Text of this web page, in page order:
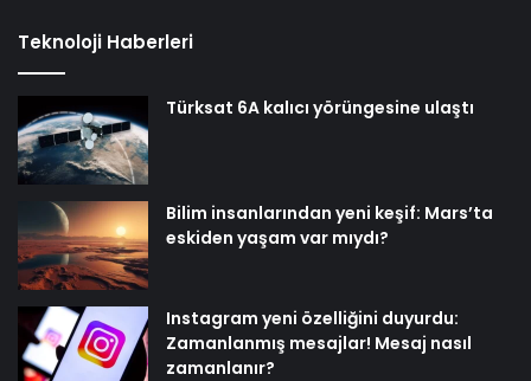
Teknoloji Haberleri
Türksat 6A kalıcı yörüngesine ulaştı
Bilim insanlarından yeni keşif: Mars’ta
eskiden yaşam var mıydı?
Instagram yeni özelliğini duyurdu:
Zamanlanmış mesajlar! Mesaj nasıl
zamanlanır?